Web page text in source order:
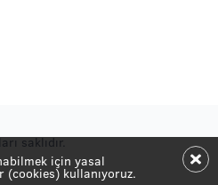
saklıdır.
için yasal
(cookies) kullanıyoruz.